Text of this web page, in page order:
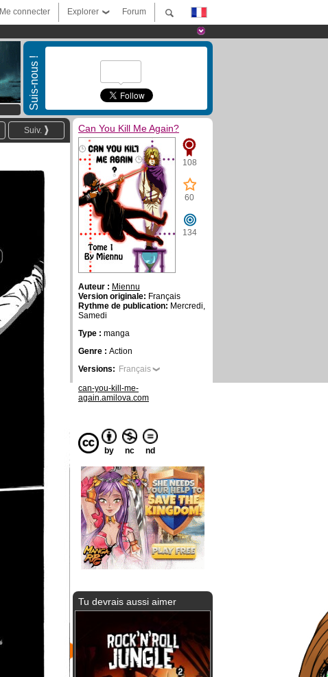
Forum
Explorer
Me connecter
Suis-nous !
Suiv. Can You Kill Me Again?
108
60
134
Auteur : Miennu
Version originale: Français
Rythme de publication: Mercredi,
Samedi
Type : manga
Genre : Action
Versions: Français
can-you-kill-me-
again.amilova.com
by nc nd
Tu devrais aussi aimer